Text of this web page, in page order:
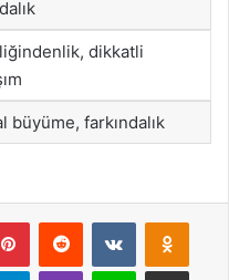
dikkatli
büyüme, farkındalık
PinterestReddit VKontakte
TelegramViber Line E-Posta ile